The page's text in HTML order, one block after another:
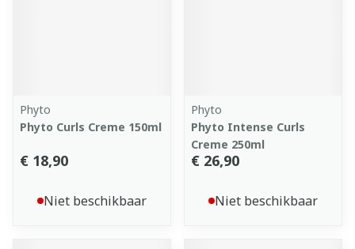
Phyto
Phyto Curls Creme 150ml
€ 18,90
Niet beschikbaar
Phyto
Phyto Intense Curls
Creme 250ml
€ 26,90
Niet beschikbaar